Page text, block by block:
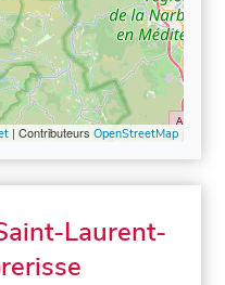
| Contributeurs OpenStreetMap
Laurent-